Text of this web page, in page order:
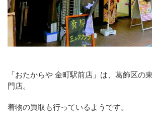
「おたからや 金町駅前店」は、葛飾区の
門店。
着物の買取も行っているようです。